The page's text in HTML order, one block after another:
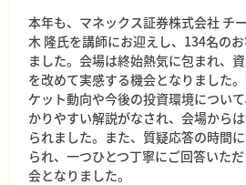
本年も、マネックス証券株式会社 チ
木 隆氏を講師にお迎えし、134名の
ました。会場は終始熱気に包まれ、
を改めて実感する機会となりました
ケット動向や今後の投資環境につい
かりやすい解説がなされ、会場から
られました。また、質疑応答の時間
られ、一つひとつ丁寧にご回答いた
会となりました。